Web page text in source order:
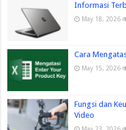
Informasi
May 18, 2026
Cara
May 15, 2026
Fungsi dan
Video
May 23, 2026